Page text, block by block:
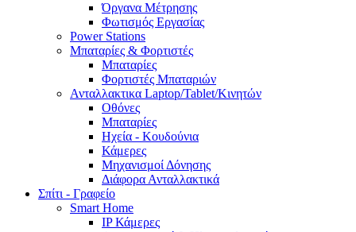
Όργανα Μέτρησης
Φωτισμός Εργασίας
Power Stations
Μπαταρίες & Φορτιστές
Μπαταρίες
Φορτιστές Μπαταριών
Ανταλλακτικα Laptop/Tablet/Κινητών
Οθόνες
Μπαταρίες
Ηχεία - Κουδούνια
Κάμερες
Μηχανισμοί Δόνησης
Διάφορα Ανταλλακτικά
Σπίτι - Γραφείο
Smart Home
IP Κάμερες